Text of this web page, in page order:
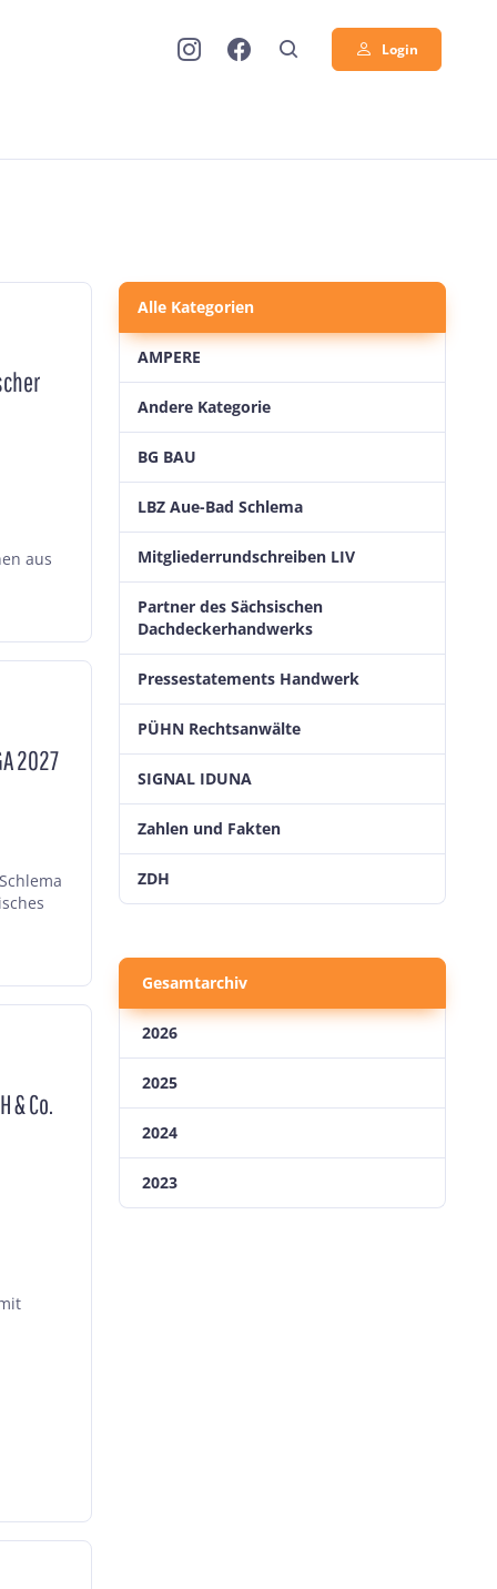
Login
aus
2027
& Co.
Alle Kategorien
AMPERE
Andere Kategorie
BG BAU
LBZ Aue-Bad Schlema
Mitgliederrundschreiben LIV
Partner des Sächsischen
Dachdeckerhandwerks
Pressestatements Handwerk
PÜHN Rechtsanwälte
SIGNAL IDUNA
Zahlen und Fakten
ZDH
Gesamtarchiv
2026
2025
2024
2023